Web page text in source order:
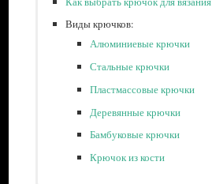
Виды крючков:
Алюминиевые крючки
Стальные крючки
Пластмассовые крючки
Деревянные крючки
Бамбуковые крючки
Крючок из кости